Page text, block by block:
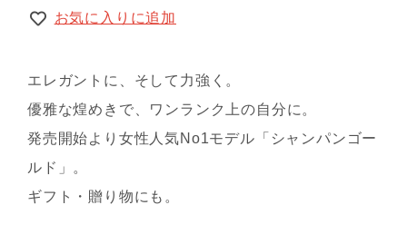
お気に入りに追加
エレガントに、そして力強く。
優雅な煌めきで、ワンランク上の自分に。
発売開始より女性人気No1モデル「シャンパンゴー
ルド」。
ギフト・贈り物にも。